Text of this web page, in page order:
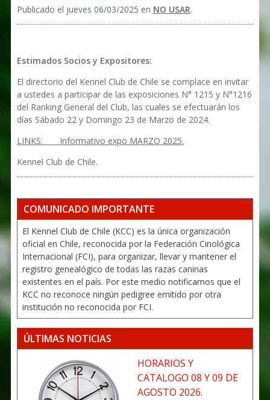
Publicado el jueves 06/03/2025 en NO USAR.
Estimados Socios y Expositores:
El directorio del Kennel Club de Chile se complace en invitar
a ustedes a participar de las exposiciones N° 1215 y N°1216
del Ranking General del Club, las cuales se efectuarán los
días Sábado 22 y Domingo 23 de Marzo de 2024.
LINKS: Informativo expo MARZO 2025.
Kennel Club de Chile.
COMUNICADO IMPORTANTE
El Kennel Club de Chile (KCC) es la única organización
oficial en Chile, reconocida por la Federación Cinológica
Internacional (FCI), para organizar, llevar y mantener el
registro genealógico de todas las razas caninas
existentes en el país. Por este medio notificamos que el
KCC no reconoce ningún pedigree emitido por otra
institución no reconocida por FCI.
ÚLTIMAS NOTICIAS
HORARIOS Y
CATALOGO 08 Y 09 DE
AGOSTO 2026.